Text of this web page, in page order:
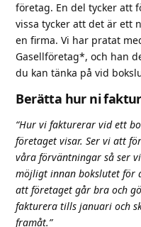
företag. En del tycker att
vissa tycker att det är ett
en firma. Vi har pratat
Gasellföretag*, och han
du kan tänka på vid
Berätta hur ni
“Hur vi fakturerar vid ett
företaget visar. Ser vi att
våra förväntningar så ser
möjligt innan bokslutet för
att företaget går bra och
fakturera tills januari och
framåt.”